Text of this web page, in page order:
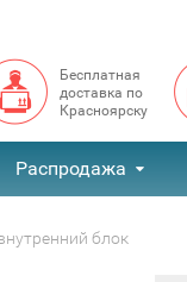
Бесплатная
доставка по
Красноярску
Распродажа
блок